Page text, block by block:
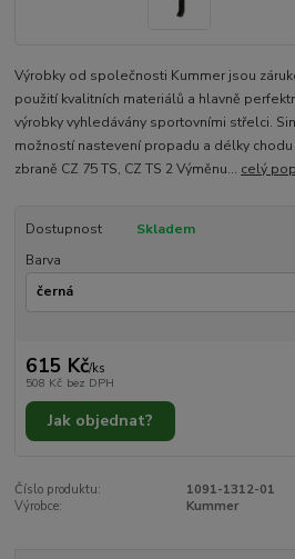
Výrobky od společnosti Kummer jsou
použití kvalitních materiálů a hlavně
výrobky vyhledávány sportovními střelci.
možností nastevení propadu a délky
zbraně CZ 75 TS, CZ TS 2 Výměnu... celý
Dostupnost
Skladem
Barva
615 Kč/ks
508 Kč bez DPH
Jak objednat?
Číslo produktu:
1091-1312-01
Výrobce:
Kummer